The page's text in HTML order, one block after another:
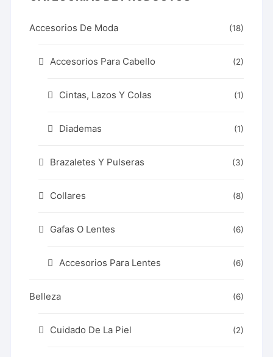
Accesorios De Moda (18)
Accesorios Para Cabello (2)
Cintas, Lazos Y Colas (1)
Diademas (1)
Brazaletes Y Pulseras (3)
Collares (8)
Gafas O Lentes (6)
Accesorios Para Lentes (6)
Belleza (6)
Cuidado De La Piel (2)